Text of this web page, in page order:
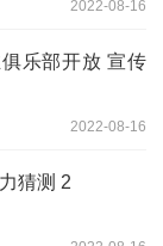
2022-08-16
乐部开放 宣传
2022-08-16
猜测 2